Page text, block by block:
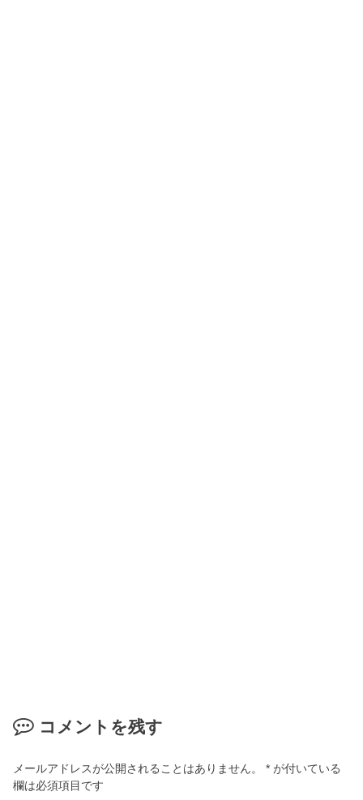
コメントを残す
メールアドレスが公開されることはありません。 * が付いている
欄は必須項目です